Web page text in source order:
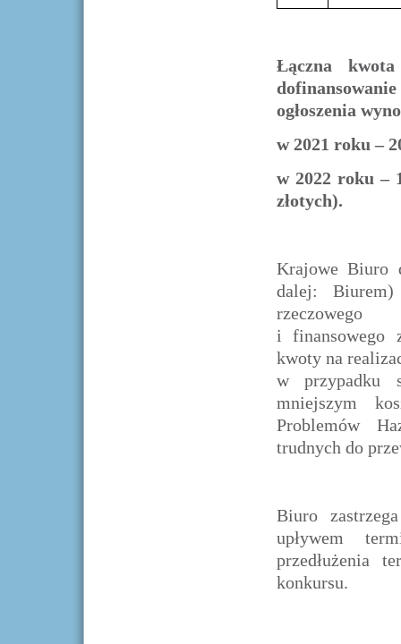
Łączna
ogłoszenia
w 2021 roku –
w 2022 roku –
złotych).
Krajowe Biuro
dalej: Biurem)
rzeczowego
i finansowego
kwoty na
w przypadku
mniejszym
Problemów
trudnych do
Biuro
upływem
przedłużenia
konkursu.